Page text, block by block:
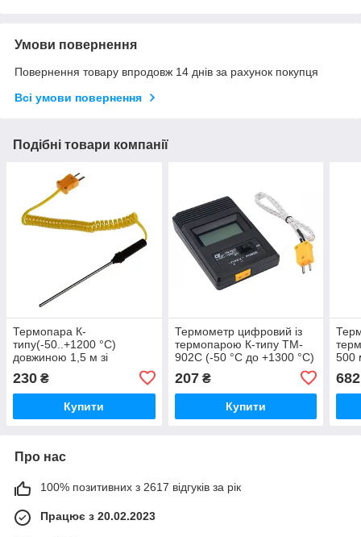
Умови повернення
Повернення товару впродовж 14 днів за рахунок покупця
Всі умови повернення
Подібні товари компанії
Термопара К-
типу(-50..+1200 °C)
довжиною 1,5 м зі
довжиною 200 мм
230 ₴
Купити
Термометр цифровий із
термопарою К-типу TM-
902C (-50 °C до +1300 °C)
207₴
Купити
500
682
Про нас
100% позитивних з 2617 відгуків за рік
Працює з 20.02.2023